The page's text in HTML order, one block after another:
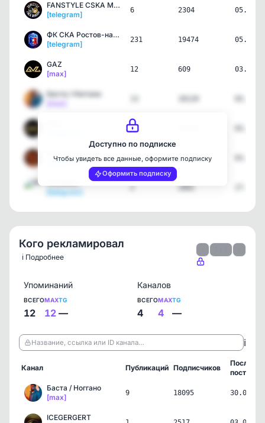
FANSTYLE CSKA MOSCOW 𝕳
[telegram]
6 2304
ФК СКА Ростов-на-Дону
[telegram]
231 19474
GAZ
[max]
12 609
Баста / Ноггано
23
[telegram]
38 142292
[telegram]
2 2802
Доступно по подписке
Чтобы увидеть все данные, оформите подписку
Оформить подписку
Кого рекламировал
ℹ️ Подробнее
Упоминаний
ВСЕГО
12
MAX
12
TG
—
Каналов
ВСЕГО
4
MAX
4
TG
—
Название, ссылка или ID канала… ℹ️
Канал Публикаций Подписчиков
пост
Баста / Ноггано
[max]
9 18095 30.07.26
ICEGERGERT